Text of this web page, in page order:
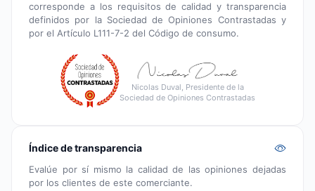
corresponde a los requisitos de calidad y transparencia
definidos por la Sociedad de Opiniones Contrastadas y
por el Artículo L111-7-2 del Código de consumo.
Nicolas Duval, Presidente de la
Sociedad de Opiniones Contrastadas
Índice de transparencia
Evalúe por sí mismo la calidad de las opiniones dejadas
por los clientes de este comerciante.